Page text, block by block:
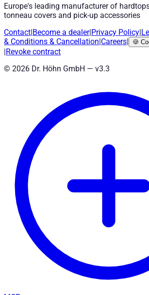
Europe's leading manufacturer of
tonneau covers and pick-up accessories
Contact Become a dealer| Privacy Policy
& Conditions & Cancellation Careers 🍪
Revoke contract
© 2026 Dr. Höhn GmbH — v3.3